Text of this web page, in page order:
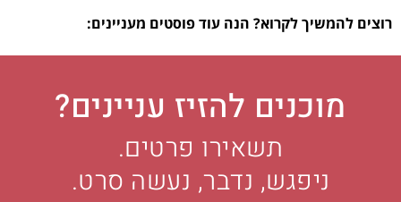
רוצים להמשיך לקרוא? הנה עוד פוסטים מעניינים:
מוכנים להזיז עניינים?
תשאירו פרטים.
ניפגש, נדבר, נעשה סרט.